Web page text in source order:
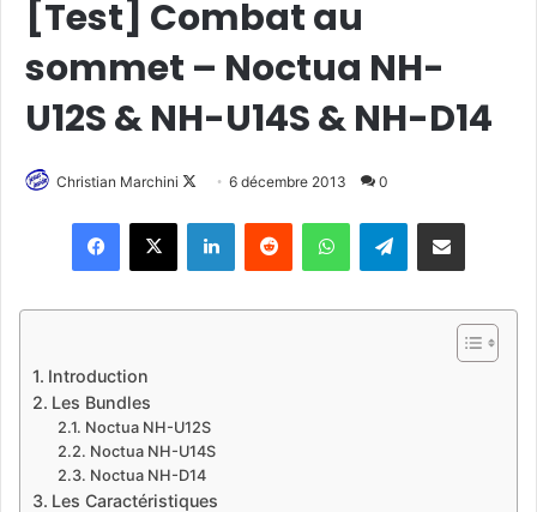
[Test] Combat au
sommet – Noctua NH-
U12S & NH-U14S & NH-D14
Christian Marchini
l
6 décembre 2013 0
Telegram
Introduction
Les Bundles
Noctua NH-U12S
Noctua NH-U14S
Noctua NH-D14
Les Caractéristiques